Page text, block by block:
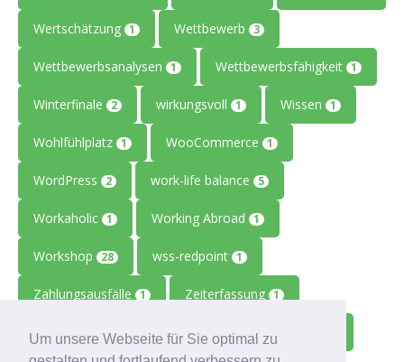
Um unsere Webseite für Sie optimal zu
Wertschätzung 1 Wettbewerb 3
Wettbewerbsanalysen 1 Wettbewerbsfähigkeit 1
Winterfinale 2 wirkungsvoll 1 Wissen 1
Wohlfühlplatz 1 WooCommerce 1
WordPress 2 work-life balance 5
Workaholic 1 Working Abroad 1
Workshop 28 wss-redpoint 1
Zahlungsausfälle 1 Zeiterfassung 1
Zeitmanagement 2 Zeitreise 1